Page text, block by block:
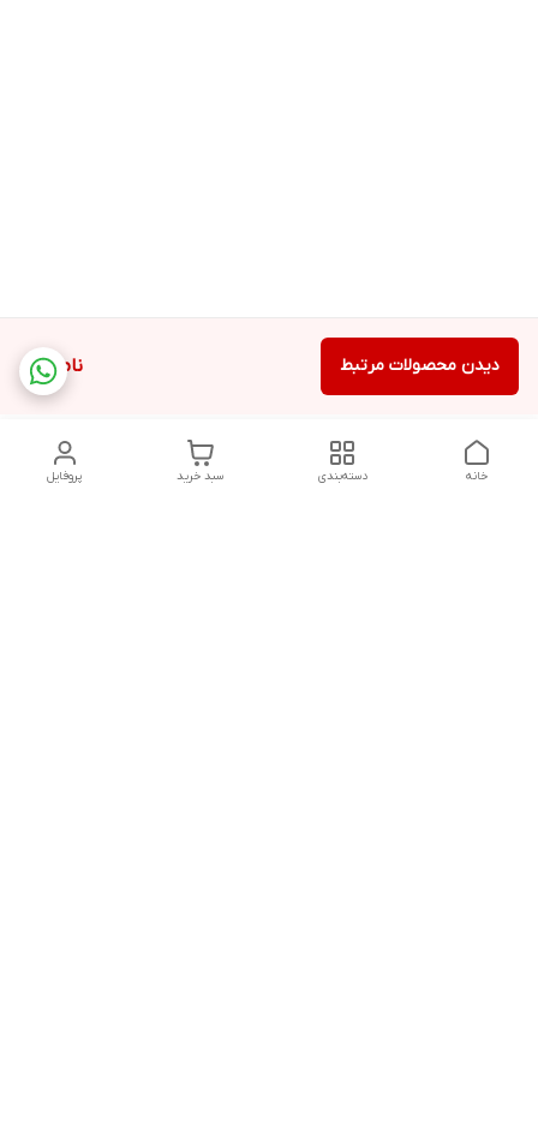
ناموجود دیدن محصولات مرتبط
پروفایل سبد خرید دسته‌بندی خانه